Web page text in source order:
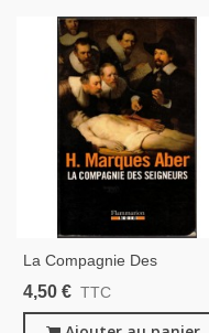
La Compagnie Des
Seigneurs, Hanna
4,50 € TTC